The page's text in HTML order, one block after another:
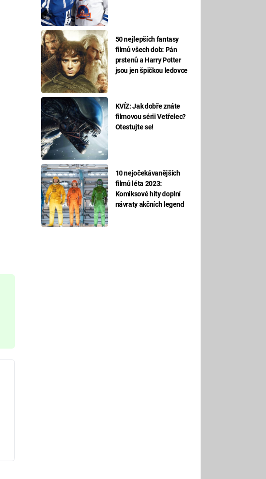
50 nejlepších fantasy
filmů všech dob: Pán
prstenů a Harry Potter
jsou jen špičkou ledovce
KVÍZ: Jak dobře znáte
filmovou sérii Vetřelec?
Otestujte se!
10 nejočekávanějších
filmů léta 2023:
Komiksové hity doplní
návraty akčních legend